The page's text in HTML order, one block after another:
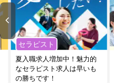
セラピスト
夏入職求人増加中！魅力的
なセラピスト求人は早いも
の勝ちです！